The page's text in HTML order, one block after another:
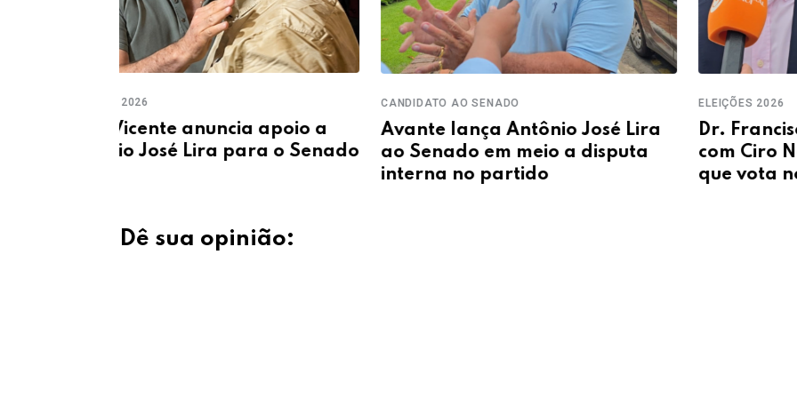
CANDIDATO AO SENADO
Avante lança Antônio José Lira
ao Senado em meio a disputa
ELEIÇÕES 2026
Dr. Francisco admite dividir base
com Ciro Nogueira: "Tem líder
que vota nos dois"
Dê sua opinião: